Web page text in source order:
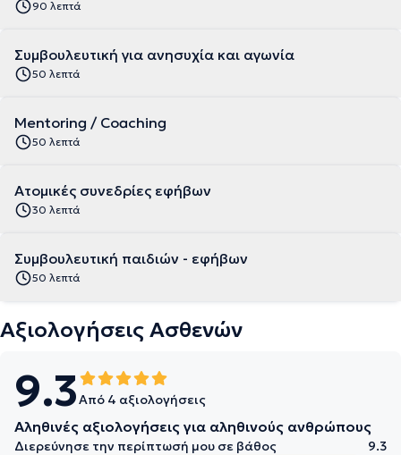
90 λεπτά
Συμβουλευτική για ανησυχία και αγωνία
50 λεπτά
Mentoring / Coaching
50 λεπτά
Ατομικές συνεδρίες εφήβων
30 λεπτά
Συμβουλευτική παιδιών - εφήβων
50 λεπτά
Αξιολογήσεις Ασθενών
9.3Από 4 αξιολογήσεις
Αληθινές αξιολογήσεις για αληθινούς ανθρώπους
Διερεύνησε την περίπτωσή μου σε βάθος
9.3